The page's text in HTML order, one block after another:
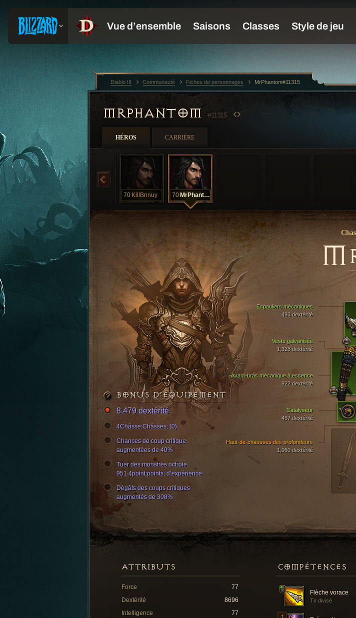
MRPHANTOM#11315
HÉROS CARRIÈRE
70 KillBnnuy 70 MrPhantom
M
Veste galvanisée
1,328 dextérité
Avant-bras mécanique à essence
922 dextérité
Espauliers mécaniques
493 dextérité
Haut-de-chausses des profondeurs
1,060 dextérité
Catalyseur
467 dextérité
BONUS D’ÉQUIPEMENT
8,479 dextérité
4Châsse:Châsses; (0)
Chances de coup critique
augmentées de 40%
Tuer des monstres octroie
951 4point:points; d’expérience
Dégâts des coups critiques
augmentés de 308%
COMPÉTENCES
Flèche vorace
Tir divisé
ATTRIBUTS
Force
77
Dextérité
8696
Intelligence
77
Diablo III Communauté Fiches de personnages MrPhantom#11315